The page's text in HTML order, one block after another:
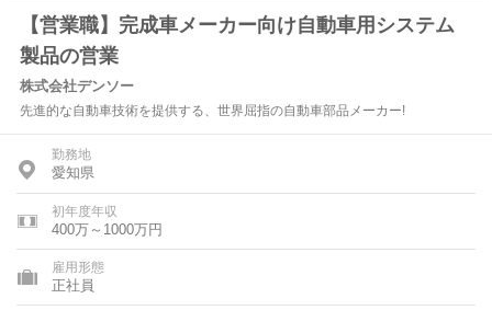
【営業職】完成車メーカー向け自動車用システム
製品の営業
株式会社デンソー
先進的な自動車技術を提供する、世界屈指の自動車部品メーカー!
勤務地
愛知県
初年度年収
400万～1000万円
雇用形態
正社員